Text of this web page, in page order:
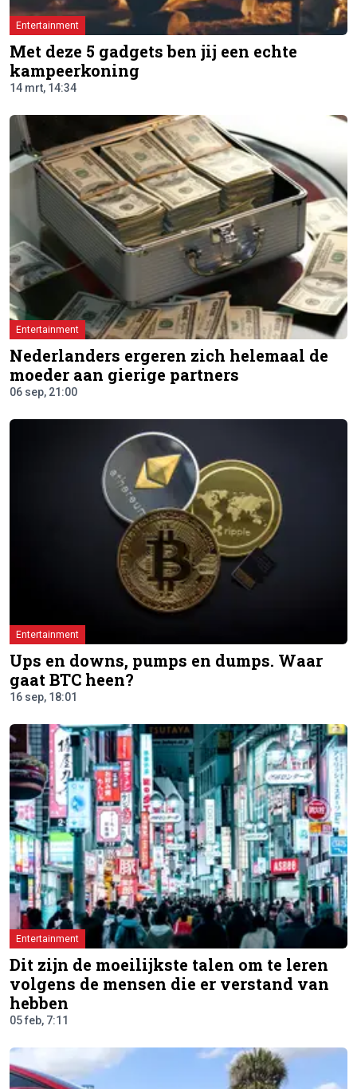
Entertainment
Met deze 5 gadgets ben jij een echte
kampeerkoning
14 mrt, 14:34
Entertainment
Nederlanders ergeren zich helemaal de
moeder aan gierige partners
06 sep, 21:00
Entertainment
Ups en downs, pumps en dumps. Waar
gaat BTC heen?
16 sep, 18:01
Entertainment
Dit zijn de moeilijkste talen om te leren
volgens de mensen die er verstand van
hebben
05 feb, 7:11